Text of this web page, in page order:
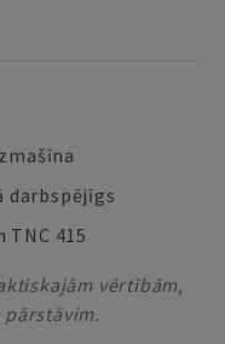
TNC 415
vērtībām,